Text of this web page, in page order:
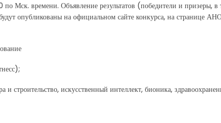
по Мск. времени. Объявление результатов (победители и призеры, в
опубликованы на официальном сайте конкурса, на странице
строительство, искусственный интеллект, бионика,